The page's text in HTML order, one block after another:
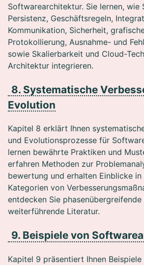
Softwarearchitektur. Sie lernen, wie
Persistenz, Geschäftsregeln,
Kommunikation, Sicherheit,
Protokollierung, Ausnahme- und
sowie Skalierbarkeit und Cloud-
Architektur integrieren.
8. Systematische
Evolution
Kapitel 8 erklärt Ihnen
und Evolutionsprozesse für
lernen bewährte Praktiken und
erfahren Methoden zur
bewertung und erhalten Einblicke in
Kategorien von
entdecken Sie
weiterführende Literatur.
9. Beispiele von
Kapitel 9 präsentiert Ihnen Beispiele